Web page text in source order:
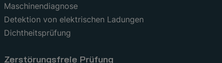
Maschinendiagnose
Detektion von elektrischen Ladungen
Dichtheitsprüfung
Zerstörungsfreie Prüfung